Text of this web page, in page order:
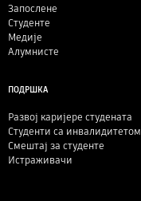
Запослене
Студенте
Медије
Алумнисте
ПОДРШКА
Развој каријере студената
Студенти са инвалидитетом
Смештај за студенте
Истраживачи